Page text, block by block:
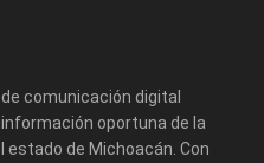
comunicación digital
oportuna de la
estado de Michoacán. Con